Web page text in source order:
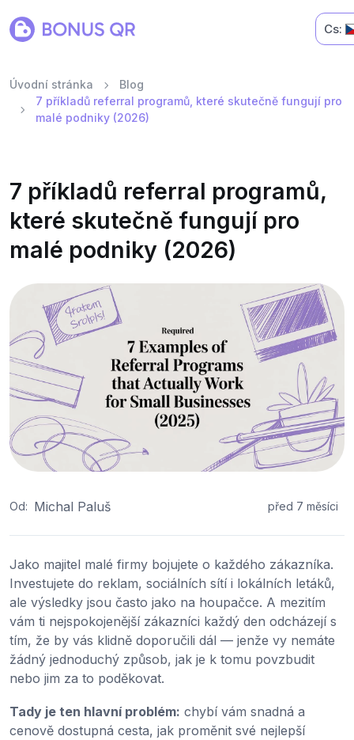
Cs:
Úvodní stránka
Blog
7 příkladů referral programů, které skutečně fungují pro
malé podniky (2026)
7 příkladů referral programů,
které skutečně fungují pro
malé podniky (2026)
Od: Michal Paluš před 7 měsíci
Jako majitel malé firmy bojujete o každého zákazníka.
Investujete do reklam, sociálních sítí i lokálních letáků,
ale výsledky jsou často jako na houpačce. A mezitím
vám ti nejspokojenější zákazníci každý den odcházejí s
tím, že by vás klidně doporučili dál — jenže vy nemáte
žádný jednoduchý způsob, jak je k tomu povzbudit
nebo jim za to poděkovat.
Tady je ten hlavní problém: chybí vám snadná a
cenově dostupná cesta, jak proměnit své nejlepší